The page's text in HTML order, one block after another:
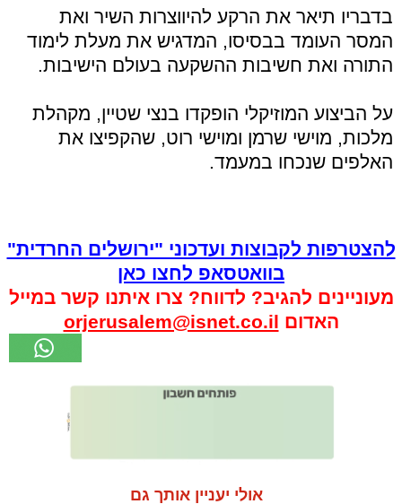
בדבריו תיאר את הרקע להיווצרות השיר ואת
המסר העומד בבסיסו, המדגיש את מעלת לימוד
התורה ואת חשיבות ההשקעה בעולם הישיבות.
על הביצוע המוזיקלי הופקדו בנצי שטיין, מקהלת
מלכות, מוישי שרמן ומוישי רוט, שהקפיצו את
האלפים שנכחו במעמד.
להצטרפות לקבוצות ועדכוני "ירושלים החרדית"
בוואטסאפ לחצו כאן
מעוניינים להגיב? לדווח? צרו איתנו קשר במייל
האדום orjerusalem@isnet.co.il
אולי יעניין אותך גם